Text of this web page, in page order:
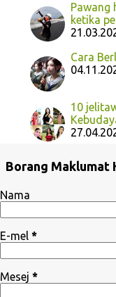
Pawang
ketika
Cara
10
Borang Maklumat
Nama
E-mel *
Mesej *